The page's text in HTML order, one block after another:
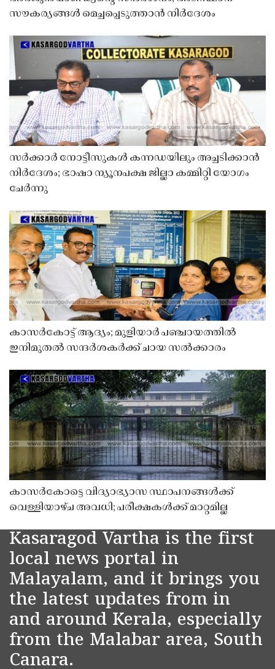
സൗകര്യങ്ങൾ മെച്ചപ്പെടുത്താൻ നിർദേശം
സർക്കാർ നോട്ടീസുകൾ കന്നഡയിലും അച്ചടിക്കാൻ
നിർദേശം; ഭാഷാ ന്യൂനപക്ഷ ജില്ലാ കമ്മിറ്റി യോഗം
ചേർന്നു
കാസർകോട്ട് ആദ്യം; മുളിയാർ പഞ്ചായത്തിൽ
ഇനിമുതൽ സന്ദർശകർക്ക് ചായ സൽക്കാരം
കാസർകോട്ടെ വിദ്യാഭ്യാസ സ്ഥാപനങ്ങൾക്ക്
വെള്ളിയാഴ്ച അവധി; പരീക്ഷകൾക്ക് മാറ്റമില്ല
Kasaragod Vartha is the first
local news portal in
Malayalam, and it brings you
the latest updates from in
and around Kerala, especially
from the Malabar area, South
Canara.